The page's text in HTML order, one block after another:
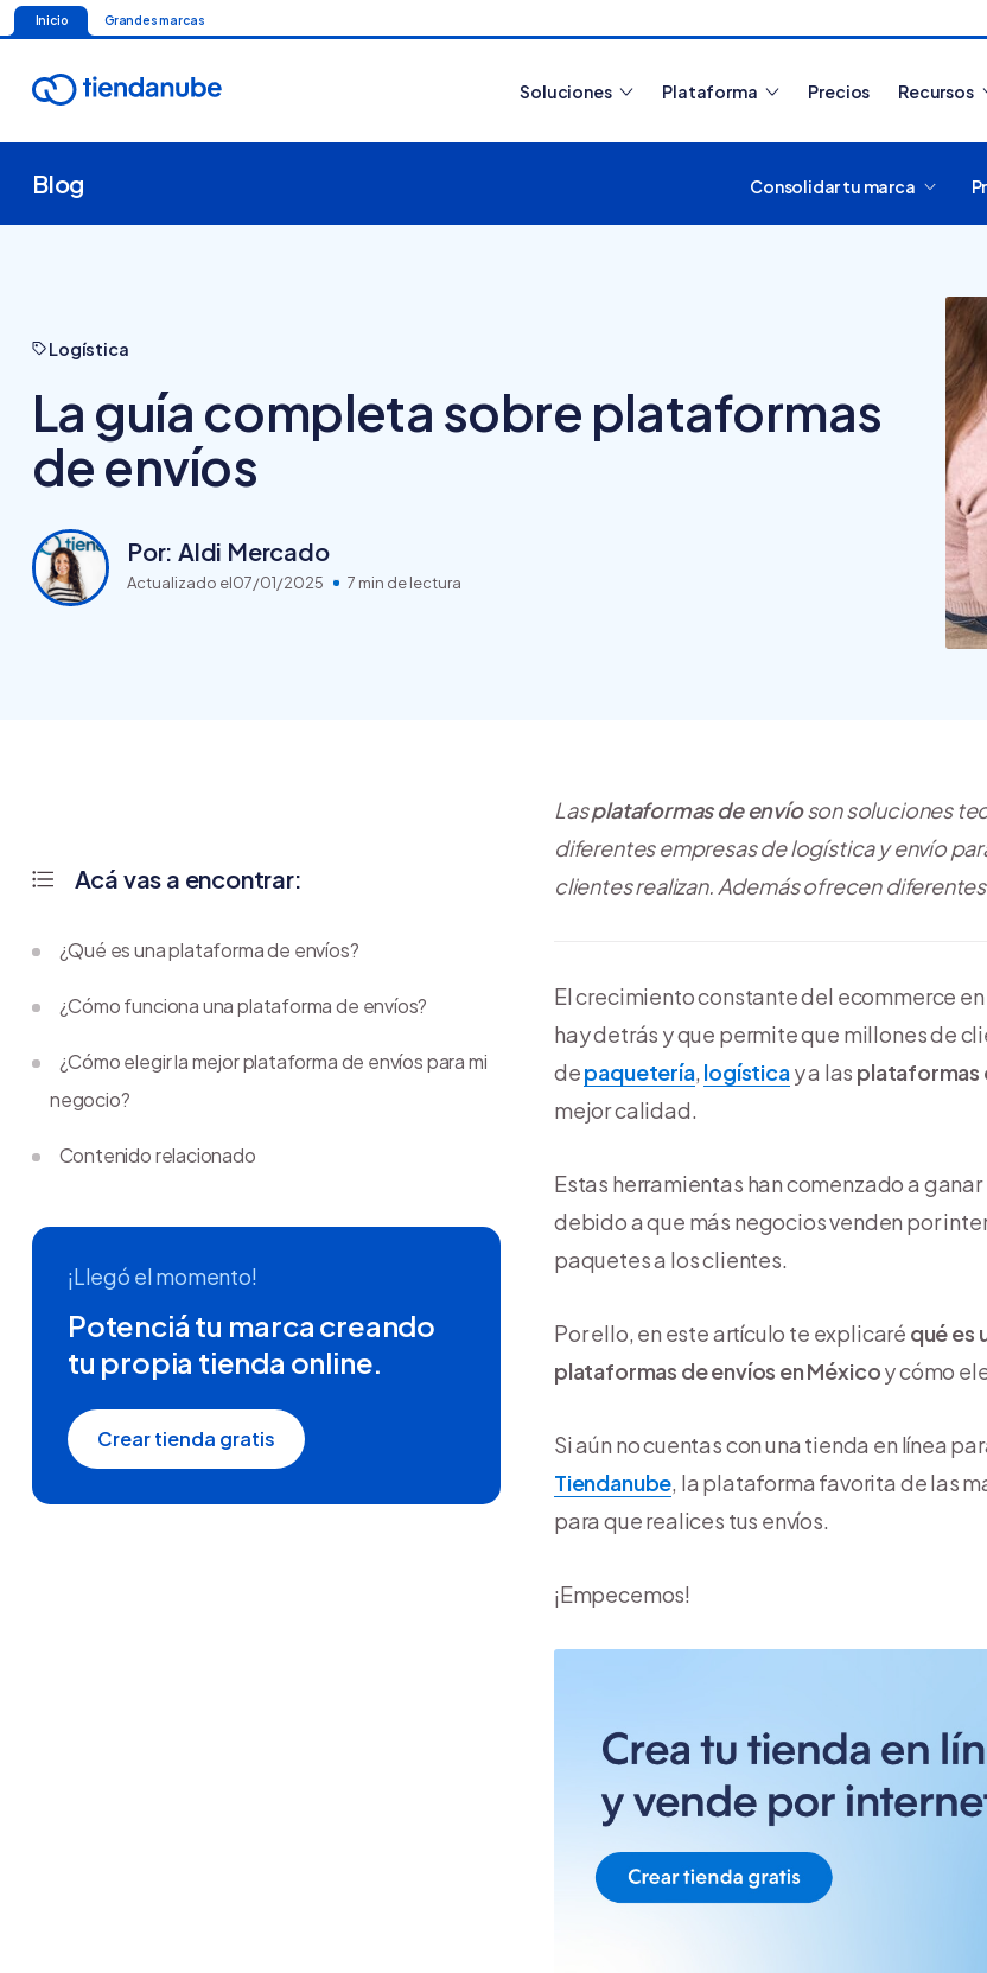
Inicio Grandes marcas
Soluciones Plataforma Precios Recursos
¿Cómo funciona
Tiendanube?
crear y usar una
Blog Consolidar tu marca
Logística
La guía completa sobre plataformas
de envíos
Por: Aldi Mercado
Actualizado el07/01/2025 7 min de lectura
Lasplataformas de envíoson soluciones
diferentes empresas de logística y envío
clientes realizan. Además ofrecen
El crecimiento constante del ecommerce
hay detrás y que permite que millones de
depaquetería, logísticay a las plataformas
mejor calidad.
Estas herramientas han comenzado a
debido a que más negocios venden por
paquetes a los clientes.
Por ello, en este artículo te explicaré qué es
plataformas de envíos en Méxicoy cómo
Si aún no cuentas con una tienda en línea
Tiendanube, la plataforma favorita de las
para que realices tus envíos.
¡Empecemos!
Acá vas a encontrar:
¿Qué es una plataforma de envíos?
¿Cómo funciona una plataforma de envíos?
¿Cómo elegir la mejor plataforma de envíos para mi
negocio?
Contenido relacionado
¡Llegó el momento!
Potenciá tu marca creando
tu propia tienda online.
Crear tienda gratis